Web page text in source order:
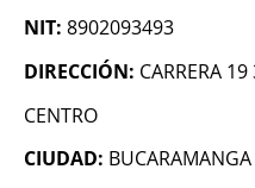
NIT: 8902093493
DIRECCIÓN: CARRERA
CENTRO
CIUDAD: BUCARAMANGA